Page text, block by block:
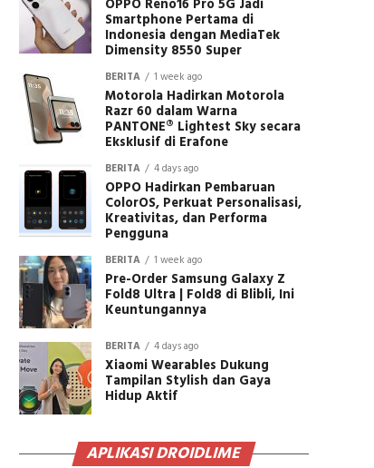
OPPO Reno16 Pro 5G Jadi
Smartphone Pertama di
Indonesia dengan MediaTek
Dimensity 8550 Super
BERITA 1 week ago
Motorola Hadirkan Motorola
Razr 60 dalam Warna
PANTONE® Lightest Sky secara
Eksklusif di Erafone
BERITA 4 days ago
OPPO Hadirkan Pembaruan
ColorOS, Perkuat Personalisasi,
Kreativitas, dan Performa
Pengguna
BERITA 1 week ago
Pre-Order Samsung Galaxy Z
Fold8 Ultra | Fold8 di Blibli, Ini
Keuntungannya
BERITA 4 days ago
Xiaomi Wearables Dukung
Tampilan Stylish dan Gaya
Hidup Aktif
APLIKASI DROIDLIME